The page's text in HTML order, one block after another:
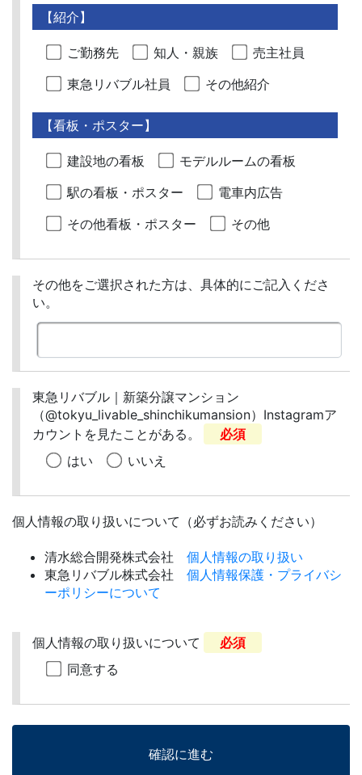
【紹介】
ご勤務先 知人・親族
売主社員
東急リバブル社員
その他紹介
【看板・ポスター】
建設地の看板
モデルルームの看板
駅の看板・ポスター
電車内広告
その他看板・ポスター
その他
その他をご選択された方は、具体的にご記入くださ
い。
東急リバブル｜新築分譲マンション
（@tokyu_livable_shinchikumansion）Instagramア
カウントを見たことがある。
必須
はい
いいえ
個人情報の取り扱いについて（必ずお読みください）
清水総合開発株式会社 個人情報の取り扱い
東急リバブル株式会社 個人情報保護・プライバシ
ーポリシーについて
個人情報の取り扱いについて
必須
同意する